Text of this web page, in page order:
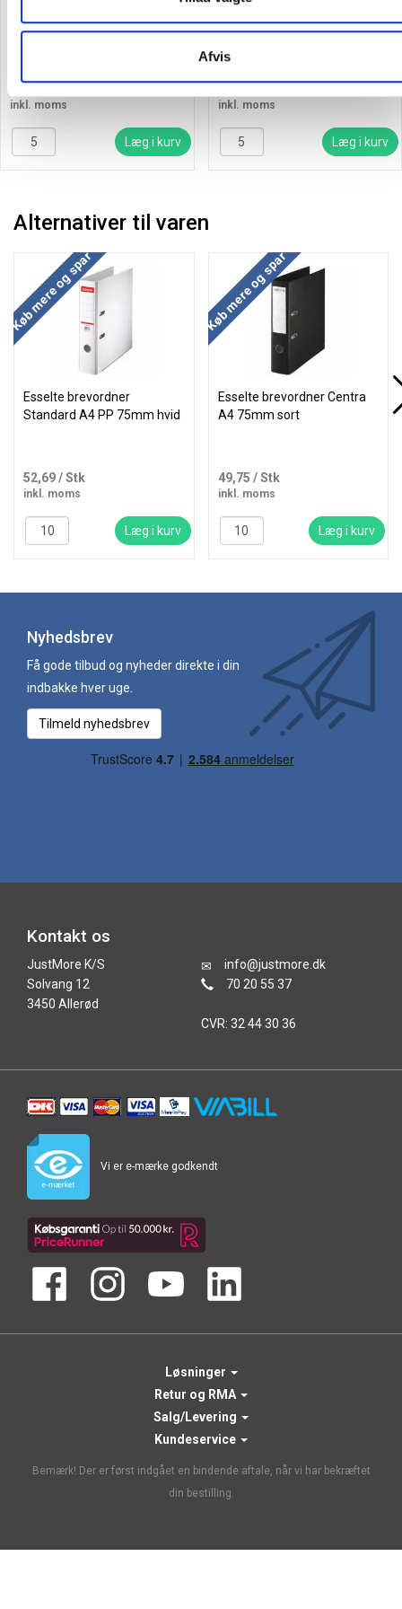
Afvis
A4 med 4 huller, 500 ark
inkl. moms
Læg i kurv
Image Volume kopipapir A4
80g med 4 huller hvid, 500 ark
inkl. moms
Læg i kurv
Alternativer til varen
Køb mere og spar
Esselte brevordner
Standard A4 PP 75mm hvid
52,69/ Stk
inkl. moms
Læg i kurv
Køb mere og spar
Esselte brevordner Centra
A4 75mm sort
49,75 / Stk
inkl. moms
Læg i kurv
Nyhedsbrev
Få gode tilbud og nyheder direkte i din
indbakke hver uge.
Tilmeld nyhedsbrev
Kontakt os
JustMore K/S
Solvang 12
3450 Allerød
info@justmore.dk
70 20 55 37
CVR: 32 44 30 36
Vi er e-mærke godkendt
Løsninger
Retur og RMA
Salg/Levering
Kundeservice
Bemærk! Der er først indgået en bindende aftale, når vi har bekræftet
din bestilling.